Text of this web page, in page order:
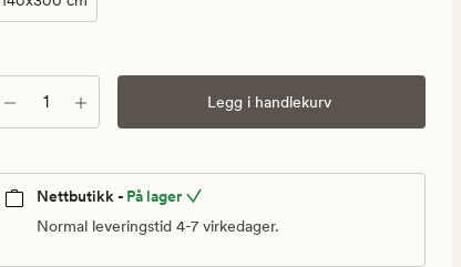
Antall Legg i handlekurv
Nettbutikk - På lager
Normal leveringstid 4-7 virkedager.